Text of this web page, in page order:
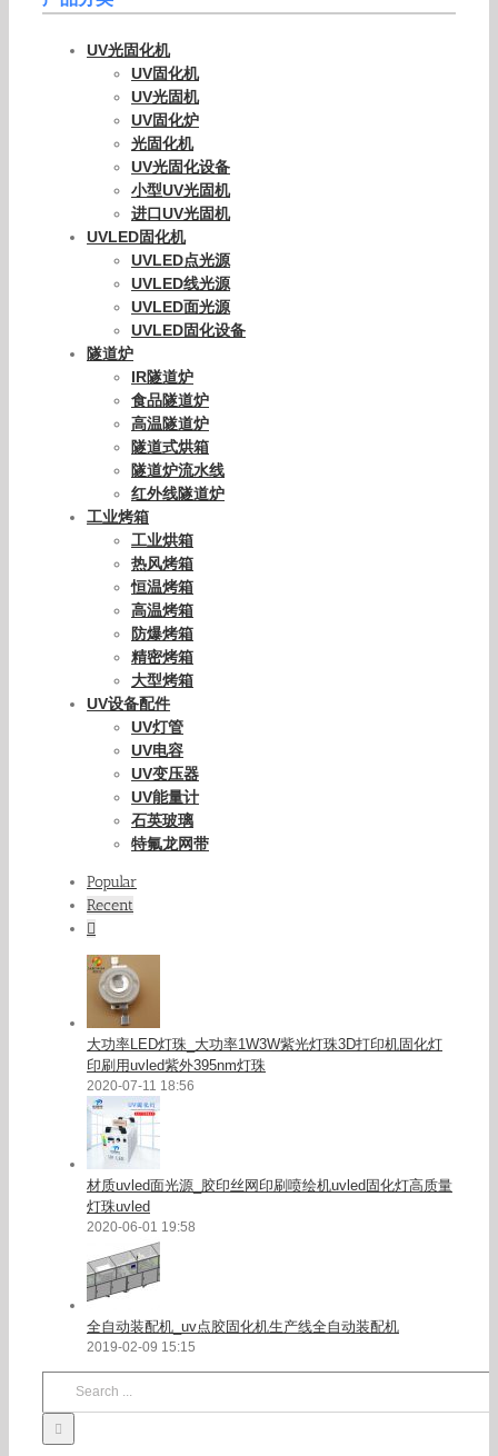
UV光固化机
UV固化机
UV光固机
UV固化炉
光固化机
UV光固化设备
小型UV光固机
进口UV光固机
UVLED固化机
UVLED点光源
UVLED线光源
UVLED面光源
UVLED固化设备
隧道炉
IR隧道炉
食品隧道炉
高温隧道炉
隧道式烘箱
隧道炉流水线
红外线隧道炉
工业烤箱
工业烘箱
热风烤箱
恒温烤箱
高温烤箱
防爆烤箱
精密烤箱
大型烤箱
UV设备配件
UV灯管
UV电容
UV变压器
UV能量计
石英玻璃
特氟龙网带
Popular
Recent
大功率LED灯珠_大功率1W3W紫光灯珠3D打印机固化灯
印刷用uvled紫外395nm灯珠
2020-07-11 18:56
材质uvled面光源_胶印丝网印刷喷绘机uvled固化灯高质量
灯珠uvled
2020-06-01 19:58
全自动装配机_uv点胶固化机生产线全自动装配机
2019-02-09 15:15